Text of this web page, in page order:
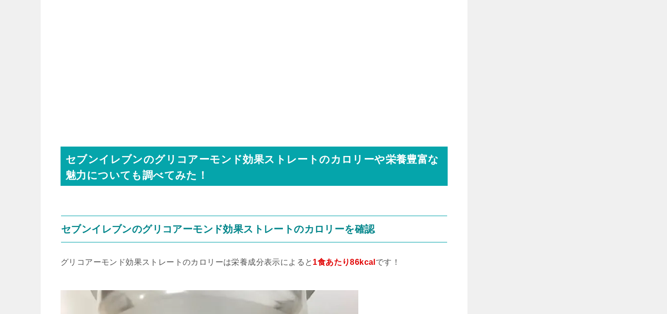
セブンイレブンのグリコアーモンド効果ストレートのカロリーや栄養豊富な
魅力についても調べてみた！
セブンイレブンのグリコアーモンド効果ストレートのカロリーを確認
グリコアーモンド効果ストレートのカロリーは栄養成分表示によると 1食あたり86kcal です！